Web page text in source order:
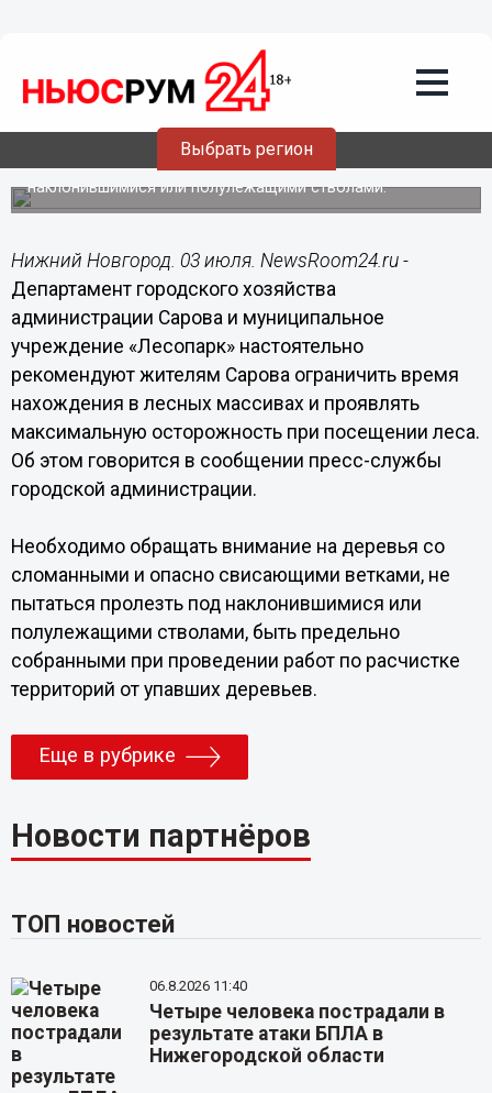
Выбрать регион
Сарова рекомендует проявлять
максимальную осторожность при
посещении лесов
Необходимо обращать внимание на деревья с опасно
свисающими ветками, не пролезать под
наклонившимися или полулежащими стволами.
Нижний Новгород. 03 июля. NewsRoom24.ru -
Департамент городского хозяйства
администрации Сарова и муниципальное
учреждение «Лесопарк» настоятельно
рекомендуют жителям Сарова ограничить время
нахождения в лесных массивах и проявлять
максимальную осторожность при посещении леса.
Об этом говорится в сообщении пресс-службы
городской администрации.
Необходимо обращать внимание на деревья со
сломанными и опасно свисающими ветками, не
пытаться пролезть под наклонившимися или
полулежащими стволами, быть предельно
собранными при проведении работ по расчистке
территорий от упавших деревьев.
Еще в рубрике
Новости партнёров
ТОП новостей
06.8.2026 11:40
Четыре человека пострадали в
результате атаки БПЛА в
Нижегородской области